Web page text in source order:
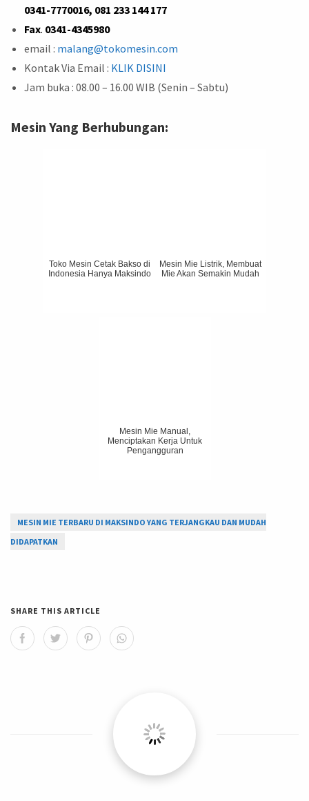
0341-7770016, 081 233 144 177
Fax. 0341-4345980
email : malang@tokomesin.com
Kontak Via Email : KLIK DISINI
Jam buka : 08.00 – 16.00 WIB (Senin – Sabtu)
Mesin Yang Berhubungan:
Toko Mesin Cetak Bakso di
Indonesia Hanya Maksindo
Mesin Mie Listrik, Membuat
Mie Akan Semakin Mudah
Mesin Mie Manual,
Menciptakan Kerja Untuk
Pengangguran
MESIN MIE TERBARU DI MAKSINDO YANG TERJANGKAU DAN MUDAH
DIDAPATKAN
SHARE THIS ARTICLE